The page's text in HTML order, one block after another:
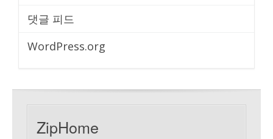
댓글 피드
WordPress.org
ZipHome